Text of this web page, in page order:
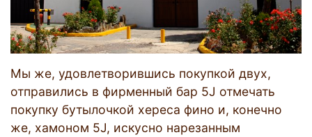
Мы же, удовлетворившись покупкой двух,
отправились в фирменный бар 5J отмечать
покупку бутылочкой хереса фино и, конечно
же, хамоном 5J, искусно нарезанным